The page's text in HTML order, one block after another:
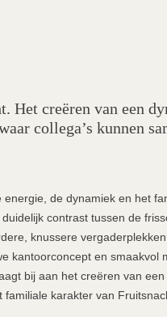
Het creëren van een
collega’s kunnen
de dynamiek en het
contrast tussen de
knussere
kantoorconcept en smaakvol
bij aan het creëren van
karakter van